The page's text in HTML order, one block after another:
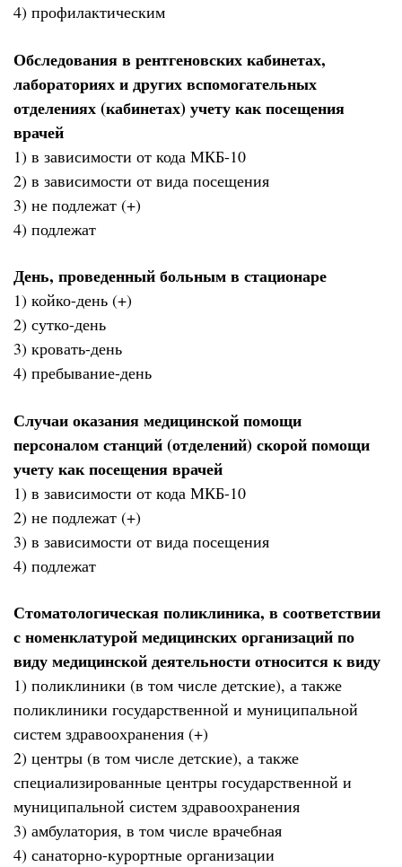
4) профилактическим
Обследования в рентгеновских кабинетах,
лабораториях и других вспомогательных
отделениях (кабинетах) учету как посещения
врачей
1) в зависимости от кода МКБ-10
2) в зависимости от вида посещения
3) не подлежат (+)
4) подлежат
День, проведенный больным в стационаре
1) койко-день (+)
2) сутко-день
3) кровать-день
4) пребывание-день
Случаи оказания медицинской помощи
персоналом станций (отделений) скорой помощи
учету как посещения врачей
1) в зависимости от кода МКБ-10
2) не подлежат (+)
3) в зависимости от вида посещения
4) подлежат
Стоматологическая поликлиника, в соответствии
с номенклатурой медицинских организаций по
виду медицинской деятельности относится к виду
1) поликлиники (в том числе детские), а также
поликлиники государственной и муниципальной
систем здравоохранения (+)
2) центры (в том числе детские), а также
специализированные центры государственной и
муниципальной систем здравоохранения
3) амбулатория, в том числе врачебная
4) санаторно-курортные организации